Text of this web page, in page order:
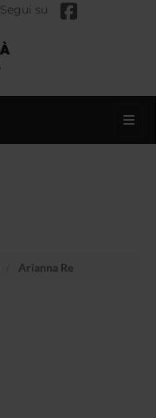
Segui su
Arianna Re